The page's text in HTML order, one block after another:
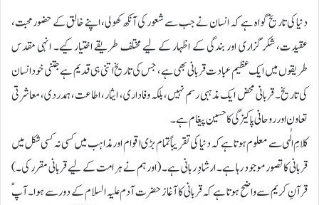
دنیا کی تاریخ گواہ ہے کہ انسان نے جب سے شعور کی آنکھ کھولی، اپنے خالق کے حضور محبت،
عقیدت، شکرگزاری اور بندگی کے اظہار کے لیے مختلف طریقے اختیار کیے۔ انہی مقدس
طریقوں میں ایک عظیم عبادت قربانی بھی ہے، جس کی تاریخ اتنی ہی قدیم ہے جتنی خود انسان
کی تاریخ۔ قربانی محض ایک مذہبی رسم نہیں، بلکہ وفاداری، ایثار، اطاعت، ہمدردی، معاشرتی
تعاون اور روحانی پاکیزگی کا حسین پیغام ہے۔
کلامِ الٰہی سے معلوم ہوتا ہے کہ دنیا کی تقریباً تمام بڑی اقوام اور مذاہب میں کسی نہ کسی شکل میں
قربانی کا تصور موجود رہا ہے۔ ارشادِ ربانی ہے۔ (اور ہم نے ہر امت کے لیے قربانی مقرر کی۔)
قرآنِ کریم سے واضح ہوتا ہے کہ قربانی کا آغاز حضرت آدم علیہ السلام کے دور سے ہوا۔ آپؑ